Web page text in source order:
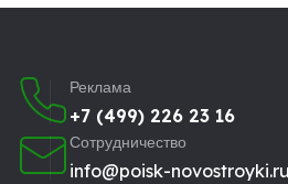
Реклама
+7 (499) 226 23 16
Сотрудничество
info@poisk-novostroyki.ru